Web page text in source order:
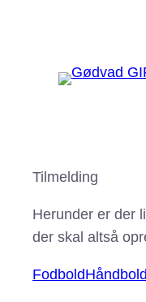
Tilmelding
Herunder er der
der skal altså
FodboldHåndbold